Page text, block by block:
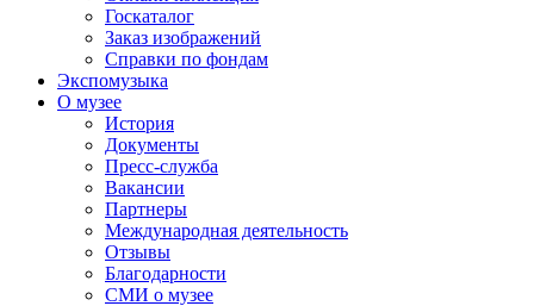
Госкаталог
Заказ изображений
Справки по фондам
Экспомузыка
О музее
История
Документы
Пресс-служба
Вакансии
Партнеры
Международная деятельность
Отзывы
Благодарности
СМИ о музее